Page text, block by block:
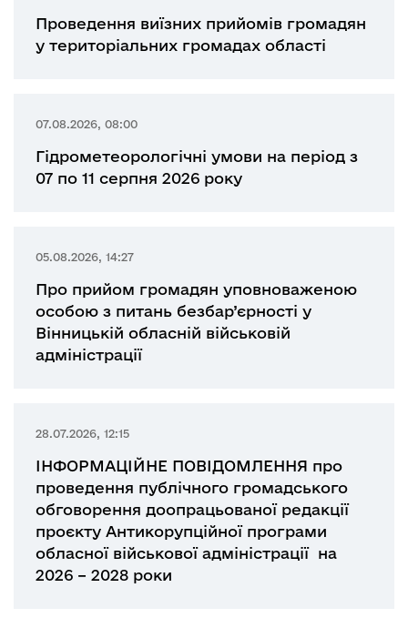
Проведення виїзних прийомів громадян
у територіальних громадах області
07.08.2026, 08:00
Гідрометеорологічні умови на період з
07 по 11 серпня 2026 року
05.08.2026, 14:27
Про прийом громадян уповноваженою
особою з питань безбар’єрності у
Вінницькій обласній військовій
адміністрації
28.07.2026, 12:15
ІНФОРМАЦІЙНЕ ПОВІДОМЛЕННЯ про
проведення публічного громадського
обговорення доопрацьованої редакції
проєкту Антикорупційної програми
обласної військової адміністрації на
2026 – 2028 роки